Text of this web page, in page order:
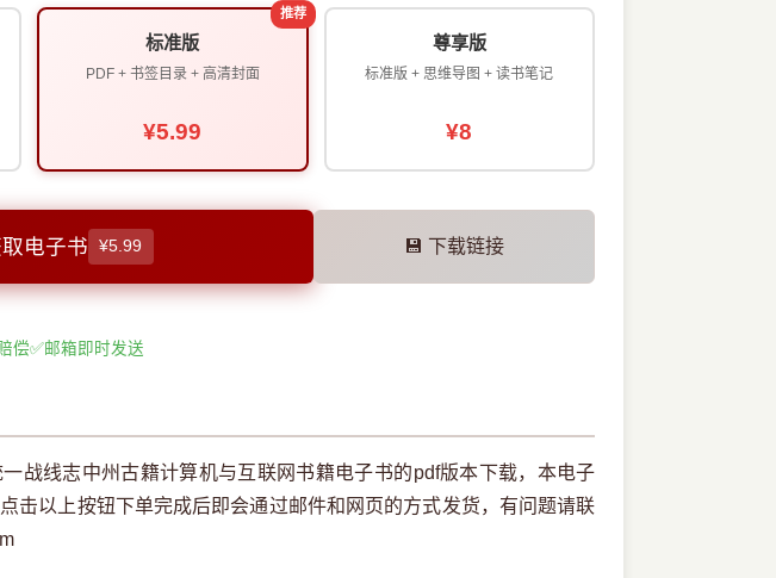
推荐
标准版
PDF + 书签目录 + 高清封面
¥5.99
尊享版
标准版 + 思维导图 + 读书笔记
¥8
电子书 ¥5.99 💾 下载链接
偿✅邮箱即时发送
战线志中州古籍计算机与互联网书籍电子书的pdf版本下载，本电子
击以上按钮下单完成后即会通过邮件和网页的方式发货，有问题请联